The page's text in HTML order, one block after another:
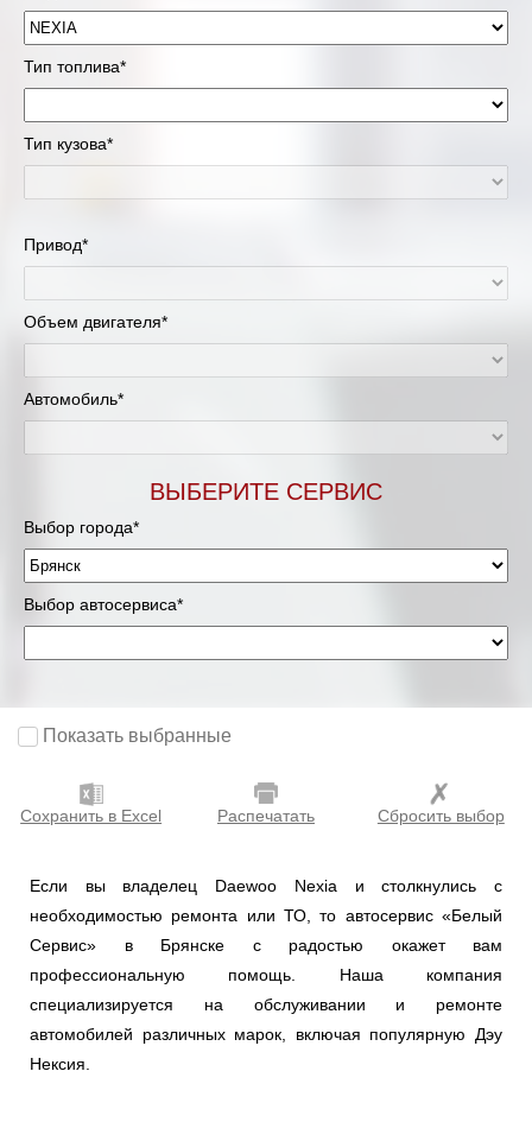
Тип топлива*
Тип кузова*
Привод*
Объем двигателя*
Автомобиль*
ВЫБЕРИТЕ СЕРВИС
Выбор города*
Выбор автосервиса*
Показать выбранные
Сохранить в Excel Распечатать Сбросить выбор
Если вы владелец Daewoo Nexia и столкнулись с
необходимостью ремонта или ТО, то автосервис «Белый
Сервис» в Брянске с радостью окажет вам
профессиональную помощь. Наша компания
специализируется на обслуживании и ремонте
автомобилей различных марок, включая популярную Дэу
Нексия.